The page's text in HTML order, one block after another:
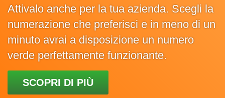
Attivalo anche per la tua azienda. Scegli la
numerazione che preferisci e in meno di un
minuto avrai a disposizione un numero
verde perfettamente funzionante.
SCOPRI DI PIÙ